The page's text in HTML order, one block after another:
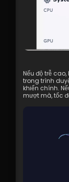
Nếu độ trễ
trong trình
khiển chính.
mượt mà, tốc